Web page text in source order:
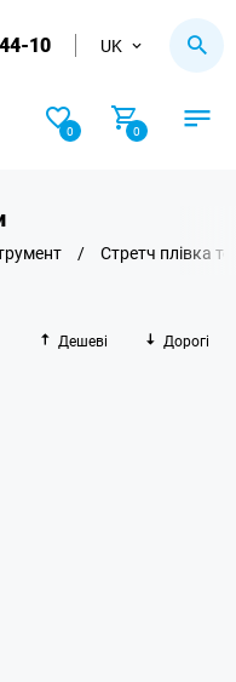
10 UK
0 0
/ Стретч плівка
Дешеві Дорогі